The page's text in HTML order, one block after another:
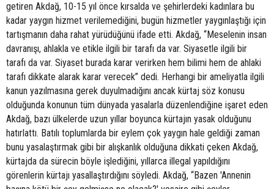
getiren Akdağ, 10-15 yıl önce kırsalda ve şehirlerdeki kadınlara bu
kadar yaygın hizmet verilemediğini, bugün hizmetler yaygınlaştığı için
tartışmanın daha rahat yürüdüğünü ifade etti. Akdağ, “Meselenin insan
davranışı, ahlakla ve etikle ilgili bir tarafı da var. Siyasetle ilgili bir
tarafı da var. Siyaset burada karar verirken hem bilimi hem de ahlaki
tarafı dikkate alarak karar verecek” dedi. Herhangi bir ameliyatla ilgili
kanun yazılmasına gerek duyulmadığını ancak kürtaj söz konusu
olduğunda konunun tüm dünyada yasalarla düzenlendiğine işaret eden
Akdağ, bazı ülkelerde uzun yıllar boyunca kürtajın yasak olduğunu
hatırlattı. Batılı toplumlarda bir eylem çok yaygın hale geldiği zaman
bunu yasalaştırmak gibi bir alışkanlık olduğuna dikkati çeken Akdağ,
kürtajda da sürecin böyle işlediğini, yıllarca illegal yapıldığını
görenlerin kürtajı yasallaştırdığını söyledi. Akdağ, “Bazen 'Annenin